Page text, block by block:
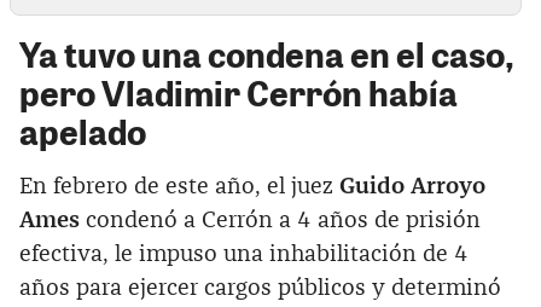
Ya tuvo una condena en el caso,
pero Vladimir Cerrón había
apelado
En febrero de este año, el juez Guido Arroyo
Ames condenó a Cerrón a 4 años de prisión
efectiva, le impuso una inhabilitación de 4
años para ejercer cargos públicos y determinó